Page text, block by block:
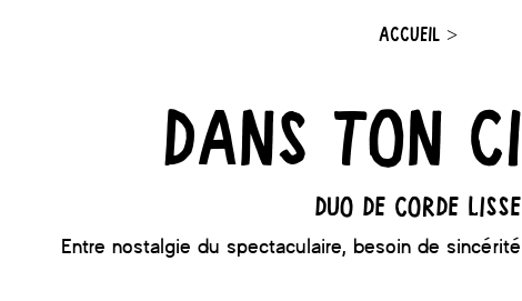
ACCUEIL>
Dans ton
Duo de corde lisse
Entre nostalgie du spectaculaire, besoin de